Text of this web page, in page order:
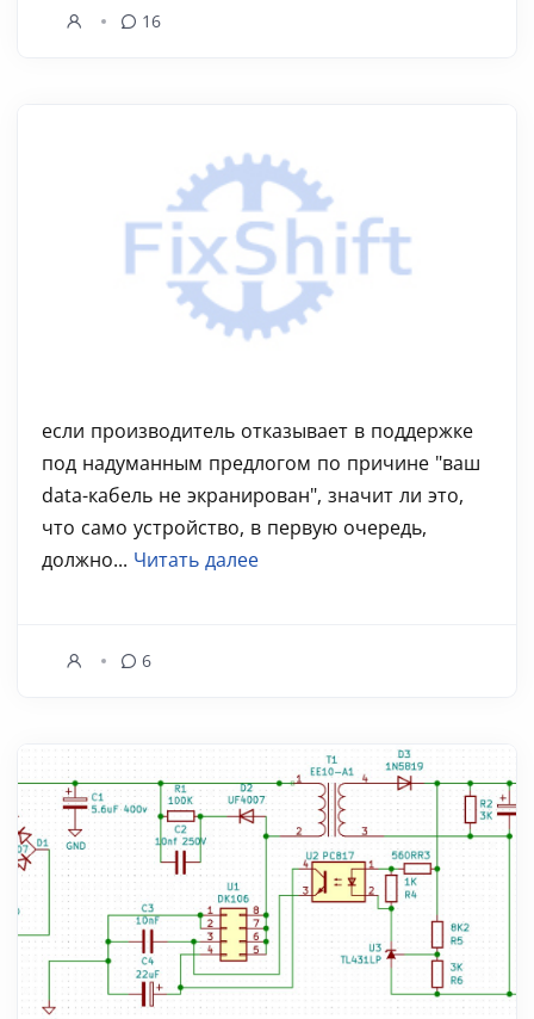
16
если производитель отказывает в поддержке
под надуманным предлогом по причине "ваш
data-кабель не экранирован", значит ли это,
что само устройство, в первую очередь,
должно... Читать далее
6